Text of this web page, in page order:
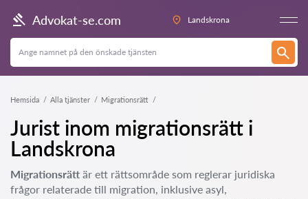
Advokat-se.com Landskrona
Hemsida Alla tjänster Migrationsrätt
Jurist inom migrationsrätt i
Landskrona
Migrationsrätt är ett rättsområde som reglerar juridiska
frågor relaterade till migration, inklusive asyl,